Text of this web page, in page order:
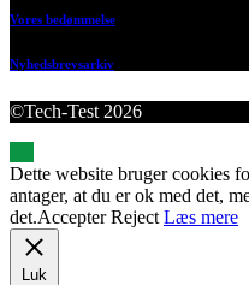
Vores bedømmelse
Nyhedsbrevsarkiv
©Tech-Test 2026
Dette website bruger cookies
antager, at du er ok med det,
det.Accepter Reject Læs mere
Luk